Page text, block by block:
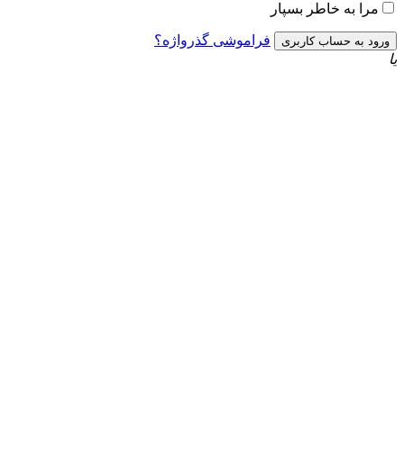
مرا به خاطر بسپار
فراموشی گذرواژه؟
یا